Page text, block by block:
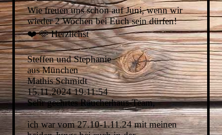
Wie freuen uns schon auf Juni, wenn wir
wieder 2 Wochen bei Euch sein dürfen!
❤️ 🫶 Herzlichst
Steffen und Stephanie
aus München
Mathis Schmidt
15.11.2024 19:11:54
Sehr geehrtes Räucherhaus-Team,
ich war vom 27.10-1.11.24 mit meinen